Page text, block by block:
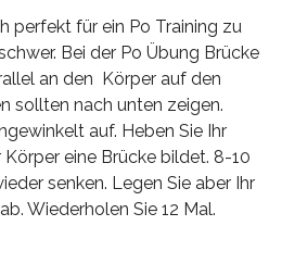
perfekt für ein Po Training zu
Bei der Po Übung Brücke
an den Körper auf den
sollten nach unten zeigen.
auf. Heben Sie Ihr
eine Brücke bildet. 8-10
senken. Legen Sie aber Ihr
Wiederholen Sie 12 Mal.